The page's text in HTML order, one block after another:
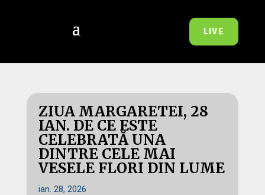
LIVE
ZIUA MARGARETEI, 28
IAN. DE CE ESTE
CELEBRATĂ UNA
DINTRE CELE MAI
VESELE FLORI DIN LUME
ian. 28, 2026